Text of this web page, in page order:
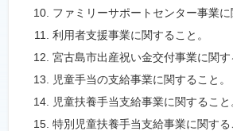
ファミリーサポートセンター事業に
利用者支援事業に関すること。
宮古島市出産祝い金交付事業に関す
児童手当の支給事業に関すること。
児童扶養手当支給事業に関すること
特別児童扶養手当支給事業に関する